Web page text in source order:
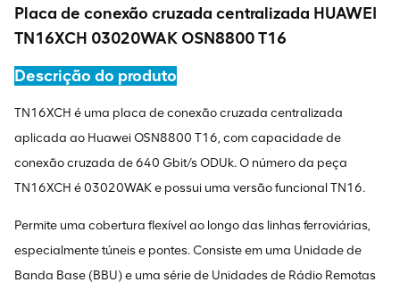
Placa de conexão cruzada centralizada HUAWEI
TN16XCH 03020WAK OSN8800 T16
Descrição do produto
TN16XCH é uma placa de conexão cruzada centralizada
aplicada ao Huawei OSN8800 T16, com capacidade de
conexão cruzada de 640 Gbit/s ODUk. O número da peça
TN16XCH é 03020WAK e possui uma versão funcional TN16.
Permite uma cobertura flexível ao longo das linhas ferroviárias,
especialmente túneis e pontes. Consiste em uma Unidade de
Banda Base (BBU) e uma série de Unidades de Rádio Remotas